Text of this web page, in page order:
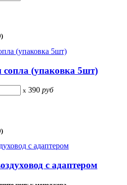
сопла (упаковка 5шт)
x 390 руб
с адаптером